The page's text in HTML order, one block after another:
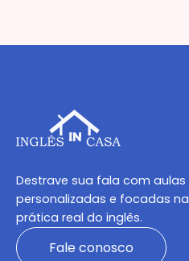
Destrave sua fala com aulas
personalizadas e focadas na
prática real do inglês.
Fale conosco